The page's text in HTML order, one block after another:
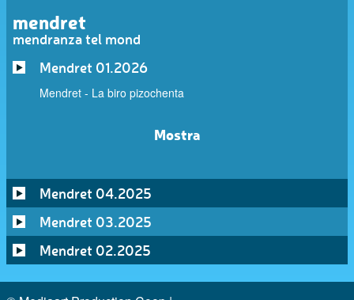
mendret
mendranza tel mond
Mendret 01.2026
Mendret - La biro pizochenta
Mostra
Mendret 04.2025
Mendret 03.2025
Mendret 02.2025